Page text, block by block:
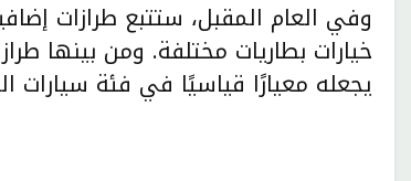
وفي العام المقبل، ستتبع طرازات
يجعله معيارًا قياسيًا في فئة سيارات